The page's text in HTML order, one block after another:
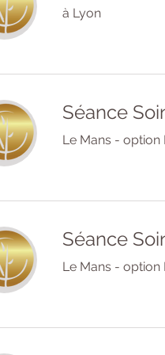
à Lyon
Séance
Le Mans - option
Séance
Le Mans - option